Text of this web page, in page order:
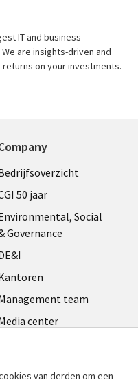
IT and business
are insights-driven and
on your investments.
50 jaar
Social
Governance
team
center
van derden om een